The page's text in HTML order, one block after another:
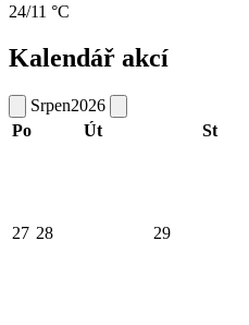
24/11 °C
Kalendář akcí
Srpen2026
Po
Út St
27 28 29